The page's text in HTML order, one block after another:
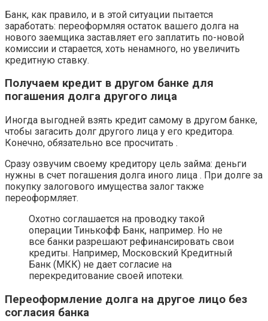
Банк, как правило, и в этой ситуации пытается
заработать: переоформляя остаток вашего долга на
нового заемщика заставляет его заплатить по-новой
комиссии и старается, хоть ненамного, но увеличить
кредитную ставку.
Получаем кредит в другом банке для
погашения долга другого лица
Иногда выгодней взять кредит самому в другом банке,
чтобы загасить долг другого лица у его кредитора.
Конечно, обязательно все просчитать .
Сразу озвучим своему кредитору цель займа: деньги
нужны в счет погашения долга иного лица . При долге за
покупку залогового имущества залог также
переоформляет.
Охотно соглашается на проводку такой
операции Тинькофф Банк, например. Но не
все банки разрешают рефинансировать свои
кредиты. Например, Московский Кредитный
Банк (МКК) не дает согласие на
перекредитование своей ипотеки.
Переоформление долга на другое лицо без
согласия банка